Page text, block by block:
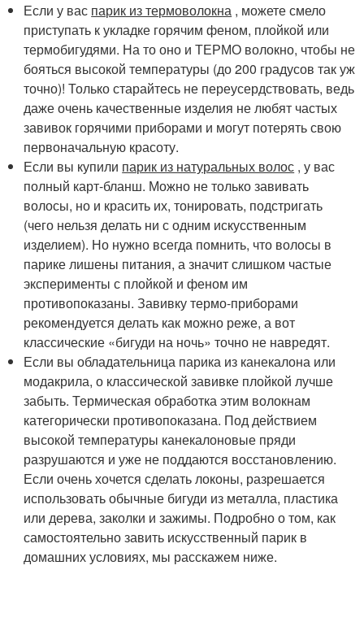
Если у вас парик из термоволокна , можете смело
приступать к укладке горячим феном, плойкой или
термобигудями. На то оно и ТЕРМО волокно, чтобы не
бояться высокой температуры (до 200 градусов так уж
точно)! Только старайтесь не переусердствовать, ведь
даже очень качественные изделия не любят частых
завивок горячими приборами и могут потерять свою
первоначальную красоту.
Если вы купили парик из натуральных волос , у вас
полный карт-бланш. Можно не только завивать
волосы, но и красить их, тонировать, подстригать
(чего нельзя делать ни с одним искусственным
изделием). Но нужно всегда помнить, что волосы в
парике лишены питания, а значит слишком частые
эксперименты с плойкой и феном им
противопоказаны. Завивку термо-приборами
рекомендуется делать как можно реже, а вот
классические «бигуди на ночь» точно не навредят.
Если вы обладательница парика из канекалона или
модакрила, о классической завивке плойкой лучше
забыть. Термическая обработка этим волокнам
категорически противопоказана. Под действием
высокой температуры канекалоновые пряди
разрушаются и уже не поддаются восстановлению.
Если очень хочется сделать локоны, разрешается
использовать обычные бигуди из металла, пластика
или дерева, заколки и зажимы. Подробно о том, как
самостоятельно завить искусственный парик в
домашних условиях, мы расскажем ниже.